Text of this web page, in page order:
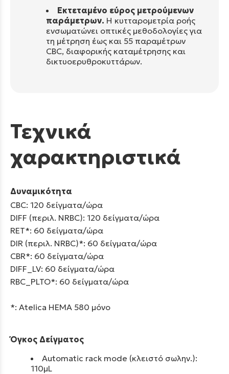
Εκτεταμένο εύρος μετρούμενων
παράμετρων. Η κυτταρομετρία ροής
ενσωματώνει οπτικές μεθοδολογίες για
τη μέτρηση έως και 55 παραμέτρων
CBC, διαφορικής καταμέτρησης και
δικτυοερυθροκυττάρων.
Τεχνικά
χαρακτηριστικά
Δυναμικότητα
CBC: 120 δείγματα/ώρα
DIFF (περιλ. NRBC): 120 δείγματα/ώρα
RET*: 60 δείγματα/ώρα
DIR (περιλ. NRBC)*: 60 δείγματα/ώρα
CBR*: 60 δείγματα/ώρα
DIFF_LV: 60 δείγματα/ώρα
RBC_PLTO*: 60 δείγματα/ώρα
*: Atelica HEMA 580 μόνο
Όγκος Δείγματος
Automatic rack mode (κλειστό σωλην.):
110μL